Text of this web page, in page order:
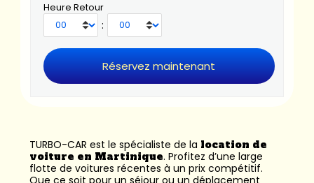
Heure Retour
:
TURBO-CAR est le spécialiste de la location de
voiture en Martinique. Profitez d’une large
flotte de voitures récentes à un prix compétitif.
Que ce soit pour un séjour ou un déplacement